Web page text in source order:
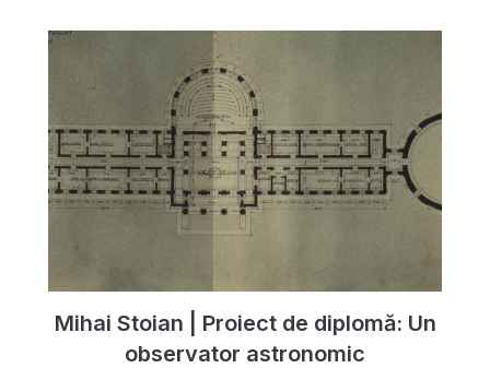
Mihai Stoian | Proiect de diplomă: Un
observator astronomic